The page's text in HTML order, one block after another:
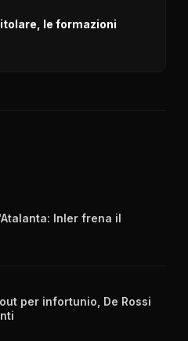
le formazioni
Inler frena il
per infortunio, De Rossi